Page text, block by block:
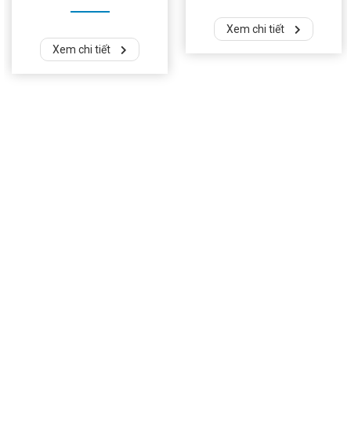
Xem chi tiết
Xem chi tiết